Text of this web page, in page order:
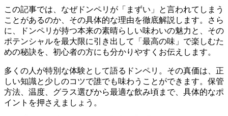
この記事では、なぜドンペリが「まずい」と言われてしまう
ことがあるのか、その具体的な理由を徹底解説します。さら
に、ドンペリが持つ本来の素晴らしい味わいの魅力と、その
ポテンシャルを最大限に引き出して「最高の味」で楽しむた
めの秘訣を、初心者の方にも分かりやすくお伝えします。
多くの人が特別な体験として語るドンペリ。その真価は、正
しい知識と少しのコツで誰でも味わうことができます。保管
方法、温度、グラス選びから最適な飲み頃まで、具体的なポ
イントを押さえましょう。